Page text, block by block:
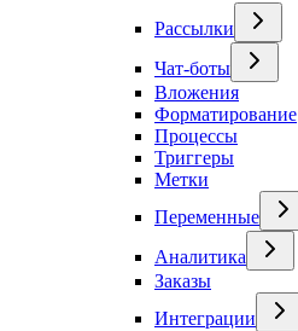
Рассылки
Чат-боты
Вложения
Форматирование
Процессы
Триггеры
Метки
Переменные
Аналитика
Заказы
Интеграции